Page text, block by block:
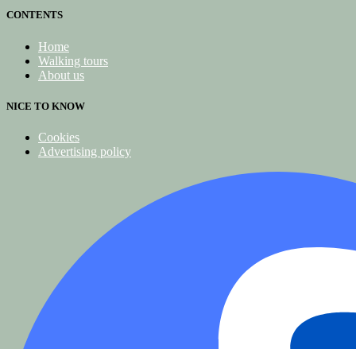
CONTENTS
Home
Walking tours
About us
NICE TO KNOW
Cookies
Advertising policy